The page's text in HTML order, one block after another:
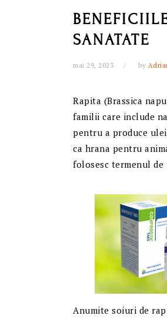
SANATATE
mai 29, 2023 by
Rapita (Brassica
familii care include
pentru a produce
ca hrana pentru
folosesc termenul
Anumite soiuri de